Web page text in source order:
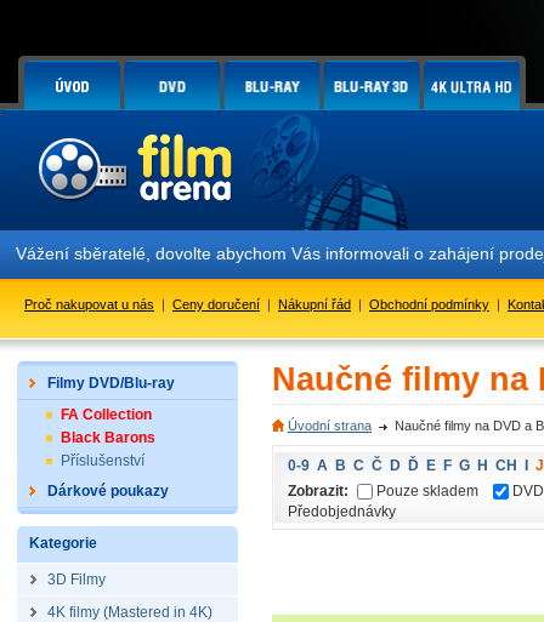
Vážení sběratelé, dovolte abychom Vás informovali o zahájení
Proč nakupovat u nás | Ceny doručení | Nákupní řád | Obchodní podmínky |
Filmy DVD/Blu-ray
FA Collection
Black Barons
Příslušenství
Dárkové poukazy
Kategorie
3D Filmy
4K filmy (Mastered in 4K)
Naučné filmy na
Úvodní strana Naučné filmy na DVD a
0-9 A B C Č D Ď E F G H CH
J
Zobrazit:
Pouze skladem
DVD
Předobjednávky